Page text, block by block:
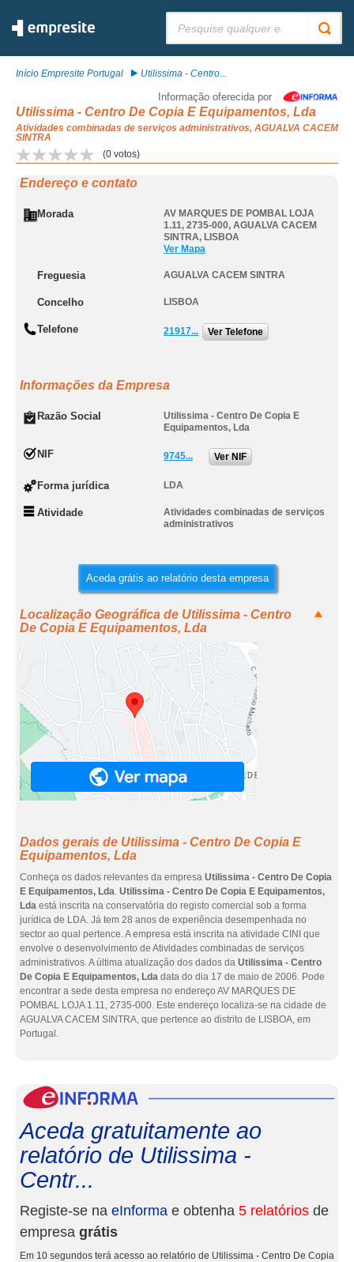
Início Empresite Portugal Utilissima - Centro...
Informação oferecida por
Utilissima - Centro De Copia E Equipamentos, Lda
Atividades combinadas de serviços administrativos, AGUALVA CACEM
SINTRA
(0 votos)
Endereço e contato
Morada
AV MARQUES DE POMBAL LOJA
1.11, 2735-000, AGUALVA CACEM
SINTRA, LISBOA
Ver Mapa
Freguesia AGUALVA CACEM SINTRA
Concelho LISBOA
Telefone 21917... Ver Telefone
Informações da Empresa
Razão Social
Utilissima - Centro De Copia E
Equipamentos, Lda
NIF 9745... Ver NIF
Forma jurídica LDA
Atividade
Atividades combinadas de serviços
administrativos
Aceda grátis ao relatório desta empresa
Localização Geográfica de Utilissima - Centro
De Copia E Equipamentos, Lda
Dados gerais de Utilissima - Centro De Copia E
Equipamentos, Lda
Conheça os dados relevantes da empresa Utilissima - Centro De Copia
E Equipamentos, Lda. Utilissima - Centro De Copia E Equipamentos,
Lda está inscrita na conservatória do registo comercial sob a forma
jurídica de LDA. Já tem 28 anos de experiência desempenhada no
sector ao qual pertence. A empresa está inscrita na atividade CINI que
envolve o desenvolvimento de Atividades combinadas de serviços
administrativos. A última atualização dos dados da Utilissima - Centro
De Copia E Equipamentos, Lda data do dia 17 de maio de 2006. Pode
encontrar a sede desta empresa no endereço AV MARQUES DE
POMBAL LOJA 1.11, 2735-000. Este endereço localiza-se na cidade de
AGUALVA CACEM SINTRA, que pertence ao distrito de LISBOA, em
Portugal.
Aceda gratuitamente ao
relatório de Utilissima -
Centr...
Registe-se na eInforma e obtenha 5 relatórios de
empresa grátis
Em 10 segundos terá acesso ao relatório de Utilissima - Centro De Copia